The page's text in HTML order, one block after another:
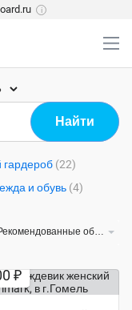
i
гардероб (22)
и обувь (4)
Рекомендованные объявления
₽